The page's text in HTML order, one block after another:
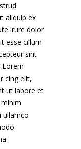
aliquip ex
irure dolor
esse cillum
sint
Lorem
cing elit,
ut labore et
ullamco